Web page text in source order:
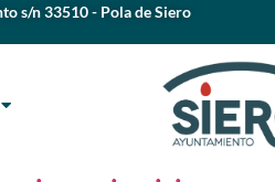
s/n 33510 - Pola de Siero